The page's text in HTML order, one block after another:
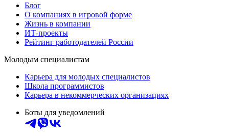
Блог
О компаниях в игровой форме
Жизнь в компании
ИТ-проекты
Рейтинг работодателей России
Молодым специалистам
Карьера для молодых специалистов
Школа программистов
Карьера в некоммерческих организациях
Боты для уведомлений